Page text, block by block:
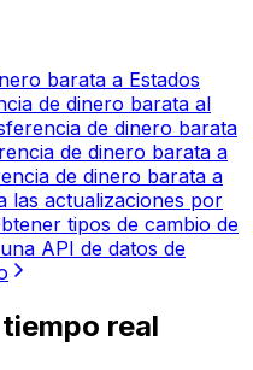
barata a Estados
de dinero barata al
de dinero barata
de dinero barata a
de dinero barata a
las actualizaciones por
tipos de cambio de
API de datos de
real